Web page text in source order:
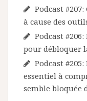
Podcast
à cause des
Podcast
pour débloquer
Podcast
essentiel à
semble bloquée